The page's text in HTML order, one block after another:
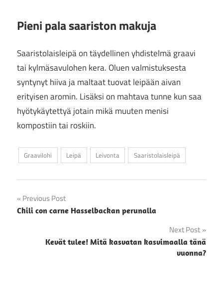
Pieni pala saariston makuja
Saaristolaisleipä on täydellinen yhdistelmä graavi
tai kylmäsavulohen kera. Oluen valmistuksesta
syntynyt hiiva ja maltaat tuovat leipään aivan
erityisen aromin. Lisäksi on mahtava tunne kun saa
hyötykäytettyä jotain mikä muuten menisi
kompostiin tai roskiin.
Graavilohi Leipä Leivonta Saaristolaisleipä
Artikkelien
selaus
Previous Post
Chili con carne Hasselbackan perunalla
Next Post
Kevät tulee! Mitä kasvatan kasvimaalla tänä
vuonna?